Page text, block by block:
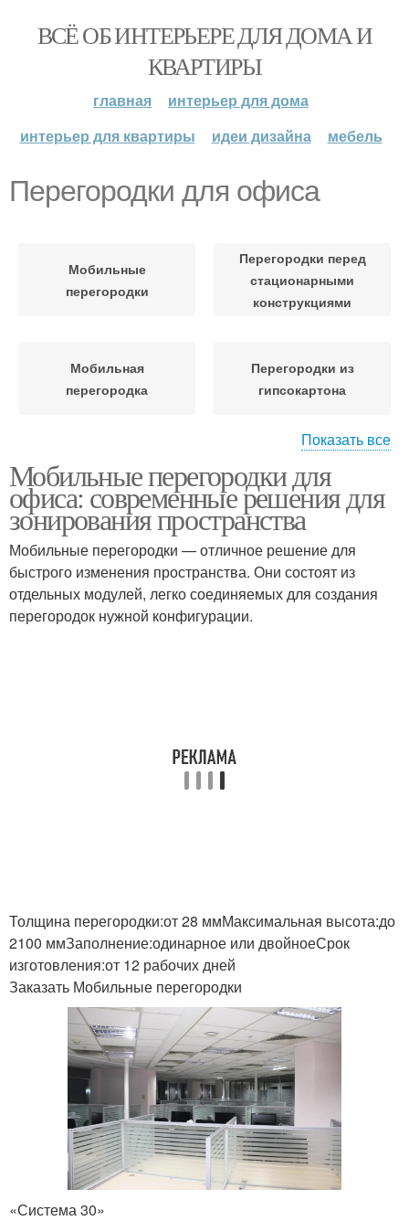
ВСЁ ОБ ИНТЕРЬЕРЕ ДЛЯ ДОМА И
КВАРТИРЫ
главная
интерьер для дома
интерьер для квартиры
идеи дизайна мебель
Перегородки для офиса
Мобильные
перегородки
Перегородки перед
стационарными
конструкциями
Мобильная
перегородка
Перегородки из
гипсокартона
Перегородки в
небольших офисах
Перегородка в офисе
Перегородка в
соответствии
Перегородки в москве
Перегородки для
временного
зонирования
Перегородки для
Материалы для
современных
перегородок
Перегородки под
конкретные нужды
Перегородки в
транспортном средстве
Мобильный офис
Показать все
Мобильные перегородки для
офиса: современные решения для
зонирования пространства
Мобильные перегородки — отличное решение для
быстрого изменения пространства. Они состоят из
отдельных модулей, легко соединяемых для создания
перегородок нужной конфигурации.
Толщина перегородки:от 28 ммМаксимальная высота:до
2100 ммЗаполнение:одинарное или двойноеСрок
изготовления:от 12 рабочих дней
Заказать Мобильные перегородки
«Система 30»